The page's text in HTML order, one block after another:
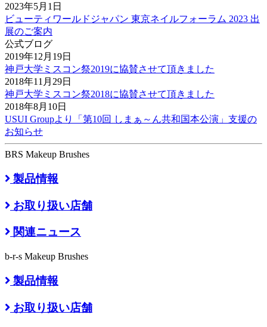
2023年5月1日
ビューティワールドジャパン 東京ネイルフォーラム 2023 出
展のご案内
公式ブログ
2019年12月19日
神戸大学ミスコン祭2019に協賛させて頂きました
2018年11月29日
神戸大学ミスコン祭2018に協賛させて頂きました
2018年8月10日
USUI Groupより「第10回 しまぁ～ん共和国本公演」支援の
お知らせ
BRS Makeup Brushes
製品情報
お取り扱い店舗
関連ニュース
b-r-s Makeup Brushes
製品情報
お取り扱い店舗